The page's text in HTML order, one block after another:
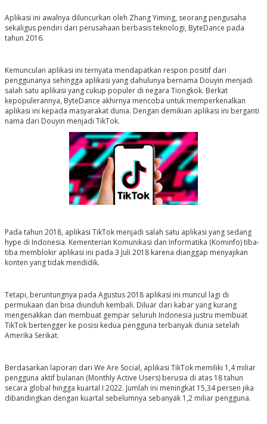
Aplikasi ini awalnya diluncurkan oleh Zhang Yiming, seorang pengusaha
sekaligus pendiri dari perusahaan berbasis teknologi, ByteDance pada
tahun 2016.
Kemunculan aplikasi ini ternyata mendapatkan respon positif dari
penggunanya sehingga aplikasi yang dahulunya bernama Douyin menjadi
salah satu aplikasi yang cukup populer di negara Tiongkok. Berkat
kepopulerannya, ByteDance akhirnya mencoba untuk memperkenalkan
aplikasi ini kepada masyarakat dunia. Dengan demikian aplikasi ini berganti
nama dari Douyin menjadi TikTok.
Pada tahun 2018, aplikasi TikTok menjadi salah satu aplikasi yang sedang
hype di Indonesia. Kementerian Komunikasi dan Informatika (Kominfo) tiba-
tiba memblokir aplikasi ini pada 3 Juli 2018 karena dianggap menyajikan
konten yang tidak mendidik.
Tetapi, beruntungnya pada Agustus 2018 aplikasi ini muncul lagi di
permukaan dan bisa diunduh kembali. Diluar dari kabar yang kurang
mengenakkan dan membuat gempar seluruh Indonesia justru membuat
TikTok bertengger ke posisi kedua pengguna terbanyak dunia setelah
Amerika Serikat.
Berdasarkan laporan dari We Are Social, aplikasi TikTok memiliki 1,4 miliar
pengguna aktif bulanan (Monthly Active Users) berusia di atas 18 tahun
secara global hingga kuartal I 2022. Jumlah ini meningkat 15,34 persen jika
dibandingkan dengan kuartal sebelumnya sebanyak 1,2 miliar pengguna.